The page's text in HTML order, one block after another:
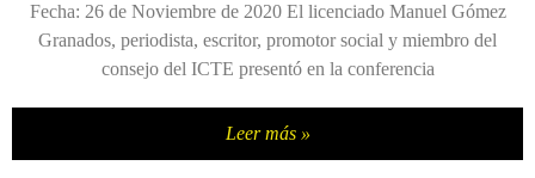
Fecha: 26 de Noviembre de 2020 El licenciado Manuel Gómez
Granados, periodista, escritor, promotor social y miembro del
consejo del ICTE presentó en la conferencia
Leer más »